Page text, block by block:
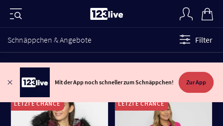
Schnäppchen & Angebote Filter
Mit der App noch schneller zum Schnäppchen! Zur App
LETZTE CHANCE LETZTE CHANCE